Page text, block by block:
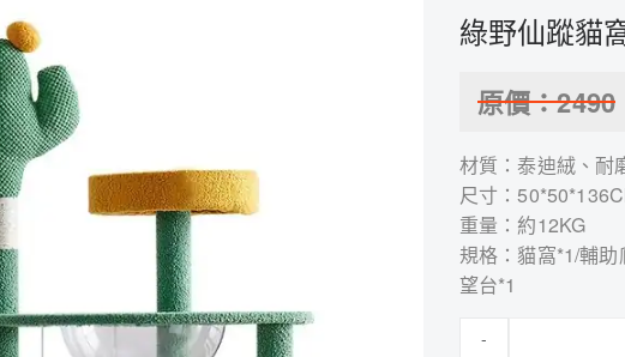
綠野仙蹤貓
原價：2490
材質：泰迪絨、耐
尺寸：
重量：約12KG
規格：貓窩*1/輔
望台*1
-